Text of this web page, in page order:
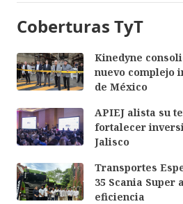
Coberturas TyT
Kinedyne
nuevo complejo
de México
APIEJ alista su
fortalecer
Jalisco
Transportes
35 Scania Super
eficiencia